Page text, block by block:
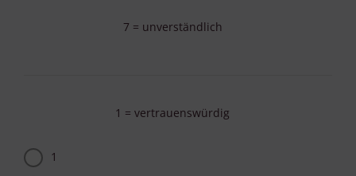
7 = unverständlich
1 = vertrauenswürdig
1